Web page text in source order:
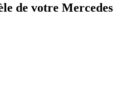
de votre Mercedes